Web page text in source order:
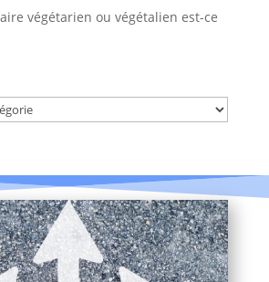
végétarien ou végétalien est-ce